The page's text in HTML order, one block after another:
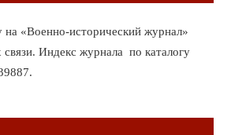
«Военно-исторический журнал»
Индекс журнала по каталогу